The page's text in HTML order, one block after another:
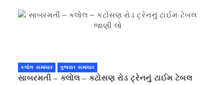
કલોલ સમાચાર ગુજરાત સમાચાર
સાબરમતી – કલોલ – કટોસણ રોડ ટ્રેનનું ટાઈમ ટેબલ